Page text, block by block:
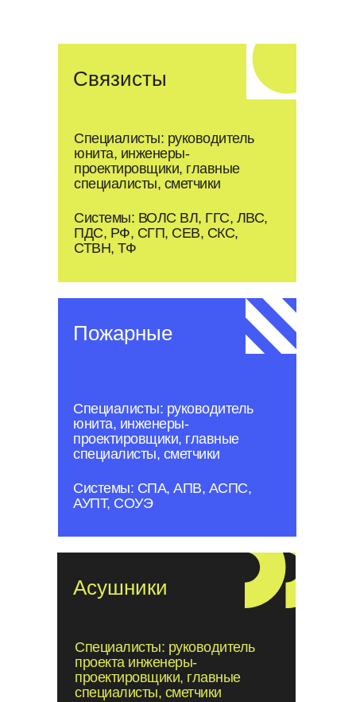
Пожарные
Специалисты: руководитель
юнита, инженеры-
проектировщики, главные
специалисты, сметчики
Системы: СПА, АПВ, АСПС,
АУПТ, СОУЭ
Связисты
Специалисты: руководитель
юнита, инженеры-
проектировщики, главные
специалисты, сметчики
Системы: ВОЛС ВЛ, ГГС, ЛВС,
ПДС, РФ, СГП, СЕВ, СКС,
СТВН, ТФ
Асушники
Специалисты: руководитель
проекта инженеры-
проектировщики, главные
специалисты, сметчики